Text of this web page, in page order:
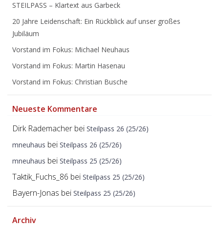
STEILPASS – Klartext aus Garbeck
20 Jahre Leidenschaft: Ein Rückblick auf unser großes
Jubiläum
Vorstand im Fokus: Michael Neuhaus
Vorstand im Fokus: Martin Hasenau
Vorstand im Fokus: Christian Busche
Neueste Kommentare
Dirk Rademacher bei Steilpass 26 (25/26)
mneuhaus bei Steilpass 26 (25/26)
mneuhaus bei Steilpass 25 (25/26)
Taktik_Fuchs_86 bei Steilpass 25 (25/26)
Bayern-Jonas bei Steilpass 25 (25/26)
Archiv